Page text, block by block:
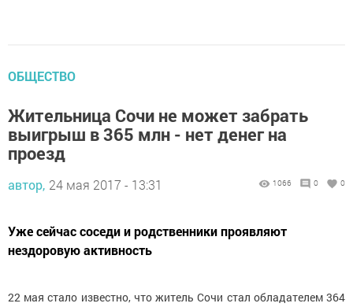
ОБЩЕСТВО
Жительница Сочи не может забрать
выигрыш в 365 млн - нет денег на
проезд
автор, 24 мая 2017 - 13:31 1066 0 0
Уже сейчас соседи и родственники проявляют
нездоровую активность
22 мая стало известно, что житель Сочи стал обладателем 364